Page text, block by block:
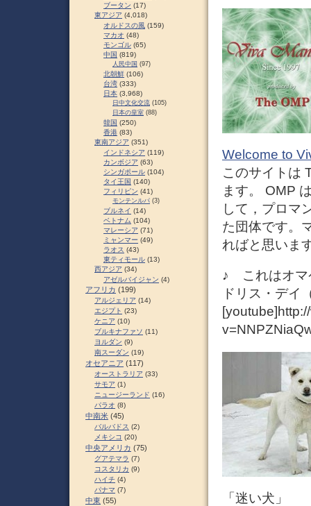
Welcome to
このサイトは
ます。 OMP
して，プロマ
た団体です。
ればと思いま
♪ これはオマ
ドリス・デイ
「迷い犬」
ブータン (17)
東アジア (4,018)
オルドスの風 (159)
マカオ (48)
モンゴル (65)
中国 (819)
人民中国 (97)
北朝鮮 (106)
台湾 (333)
日本 (3,968)
日中文化交流 (105)
日本の皇室 (88)
韓国 (250)
香港 (83)
東南アジア (351)
インドネシア (119)
カンボジア (63)
シンガポール (104)
タイ王国 (140)
フィリピン (41)
モンテンルパ (3)
ブルネイ (14)
ベトナム (104)
マレーシア (71)
ミャンマー (49)
ラオス (43)
東ティモール (13)
西アジア (34)
アゼルバイジャン (4)
アフリカ (199)
アルジェリア (14)
エジプト (23)
ケニア (10)
ブルキナファソ (11)
ヨルダン (9)
南スーダン (19)
オセアニア (117)
オーストラリア (33)
サモア (1)
ニュージーランド (16)
パラオ (8)
中南米 (45)
バルバドス (2)
メキシコ (20)
中央アメリカ (75)
グアテマラ (7)
コスタリカ (9)
ハイチ (4)
パナマ (7)
中東 (55)